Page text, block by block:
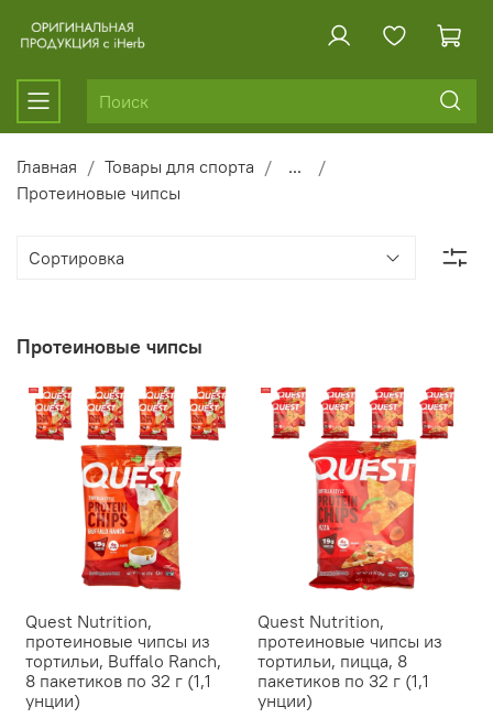
Главная Товары для спорта
...
Протеиновые чипсы
Протеиновые чипсы
-10%
Quest Nutrition,
протеиновые чипсы из
тортильи, Buffalo Ranch,
8 пакетиков по 32 г (1,1
унции)
-16%
Quest Nutrition,
протеиновые чипсы из
тортильи, пицца, 8
пакетиков по 32 г (1,1
унции)